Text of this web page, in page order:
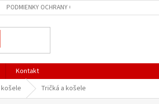
PODMIENKY OCHRANY OSOBNÝCH ÚDAJOV
Kontakt
Tričká a košele